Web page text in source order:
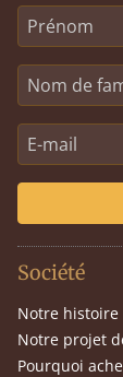
Société
Notre histoire
Notre projet
Pourquoi